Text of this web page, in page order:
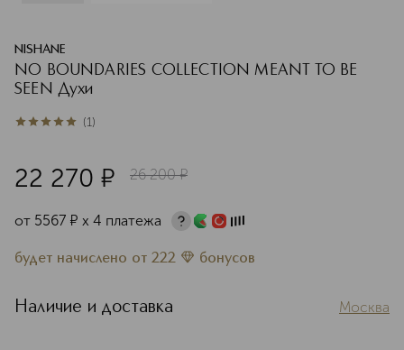
NISHANE
NO BOUNDARIES COLLECTION MEANT TO BE
SEEN Духи
5из 51 (1)
22 270 ¤ 26 200 ¤
от 5567 ¤ х 4 платежа
будет начислено от 222 бонусов
Наличие и доставка Москва